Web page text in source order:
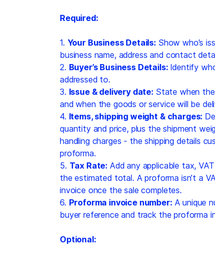
Required:
1. Your Business Details: Show who’s
business name, address and contact
2. Buyer’s Business Details:Identify
addressed to.
3. Issue & delivery date: State when
and when the goods or service will be
4. Items, shipping weight & charges:
quantity and price, plus the shipment
handling charges - the shipping details
proforma.
5. Tax Rate: Add any applicable tax,
the estimated total. A proforma isn’t a
invoice once the sale completes.
6. Proforma invoice number:A unique
buyer reference and track the proforma
Optional: